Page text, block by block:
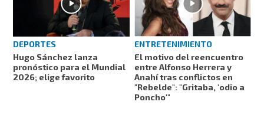
DEPORTES
Hugo Sánchez lanza
pronóstico para el Mundial
2026; elige favorito
ENTRETENIMIENTO
El motivo del reencuentro
entre Alfonso Herrera y
Anahí tras conflictos en
"Rebelde": "Gritaba, 'odio a
Poncho'"